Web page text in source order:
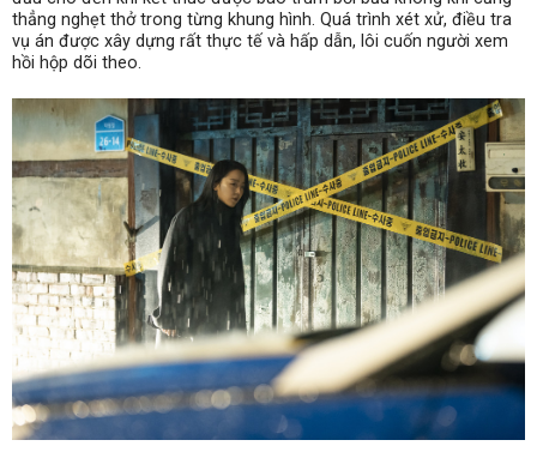
thẳng nghẹt thở trong từng khung hình. Quá trình xét xử, điều tra
vụ án được xây dựng rất thực tế và hấp dẫn, lôi cuốn người xem
hồi hộp dõi theo.